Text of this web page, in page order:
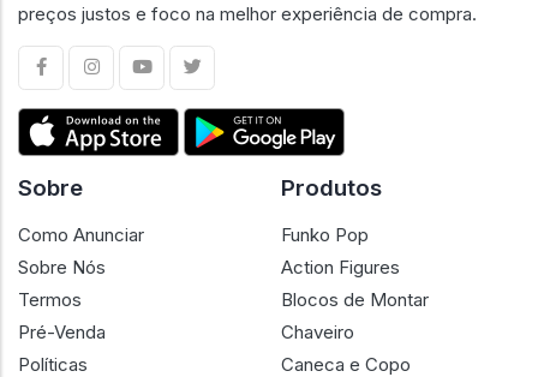
preços justos e foco na melhor experiência de compra.
Sobre
Como Anunciar
Sobre Nós
Termos
Pré-Venda
Políticas
Produtos
Funko Pop
Action Figures
Blocos de Montar
Chaveiro
Caneca e Copo